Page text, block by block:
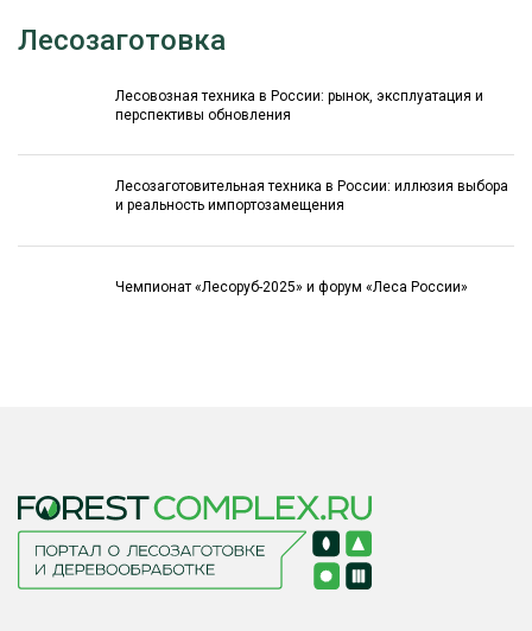
Лесозаготовка
Лесовозная техника в России: рынок, эксплуатация и
перспективы обновления
Лесозаготовительная техника в России: иллюзия выбора
и реальность импортозамещения
Чемпионат «Лесоруб-2025» и форум «Леса России»